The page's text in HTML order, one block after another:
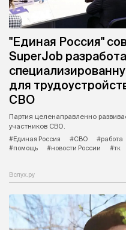
"Единая Россия"
SuperJob
для
СВО
Партия целенаправленно
участников СВО.
#Единая Россия
#СВО #работа
#помощь
#новости России #тк
Вслух.ру